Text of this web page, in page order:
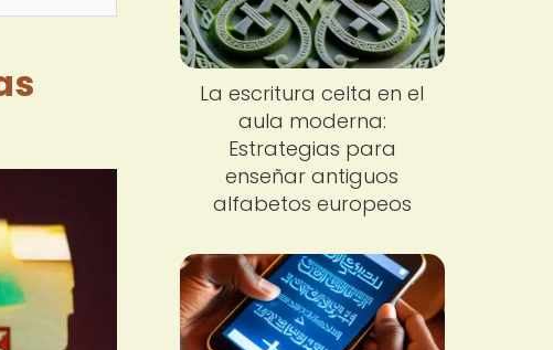
La escritura celta en el
aula moderna:
Estrategias para
enseñar antiguos
alfabetos europeos